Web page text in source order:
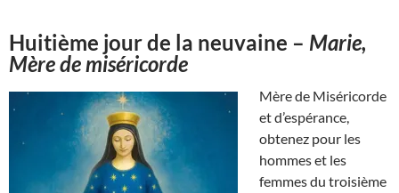
Huitième jour de la neuvaine – Marie,
Mère de miséricorde
Mère de Miséricorde
et d’espérance,
obtenez pour les
hommes et les
femmes du troisième